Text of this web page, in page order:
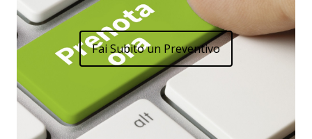
Fai Subito un Preventivo